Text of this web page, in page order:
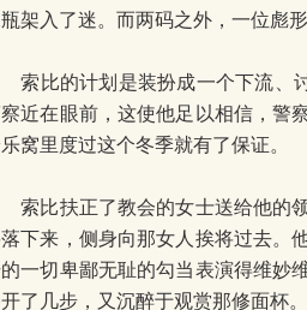
架入了迷。而两码之外，一位彪
的计划是装扮成一个下流、讨
近在眼前，这使他足以相信，警
窝里度过这个冬季就有了保证。
扶正了教会的女士送给他的领
下来，侧身向那女人挨将过去。
一切卑鄙无耻的勾当表演得维妙
了几步，又沉醉于观赏那修面杯